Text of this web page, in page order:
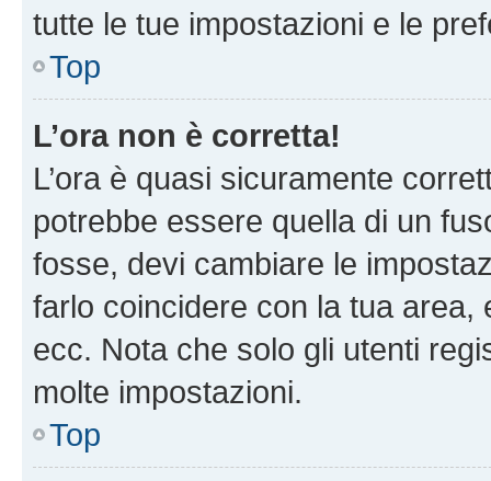
tutte le tue impostazioni e le
Top
L’ora non è corretta!
L’ora è quasi sicuramente
potrebbe essere quella di un
fosse, devi cambiare le
farlo coincidere con la tua area,
ecc. Nota che solo gli utenti
molte impostazioni.
Top